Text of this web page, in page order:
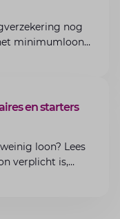
nog
minimumloon
en starters
loon? Lees
verplicht is,